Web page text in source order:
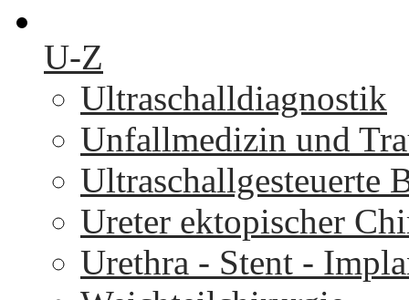
U-Z
Ultraschalldiagnostik
Unfallmedizin und
Ultraschallgesteuerte
Ureter ektopischer
Urethra - Stent -